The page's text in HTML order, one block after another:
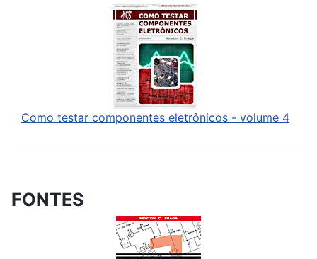
Como testar componentes eletrônicos - volume 4
FONTES